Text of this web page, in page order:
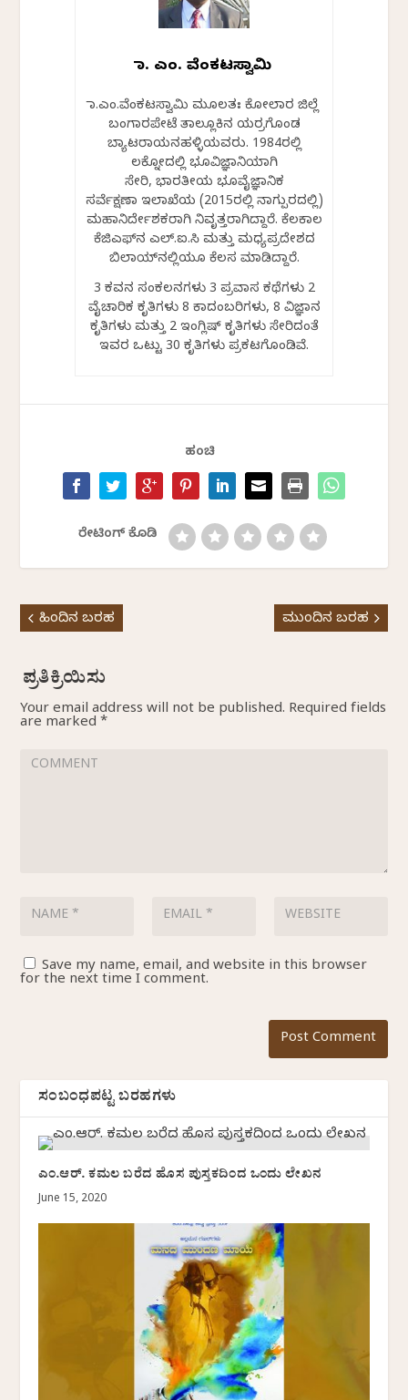
ಡಾ. ಎಂ. ವೆಂಕಟಸ್ವಾಮಿ
ಡಾ.ಎಂ.ವೆಂಕಟಸ್ವಾಮಿ ಮೂಲತಃ ಕೋಲಾರ ಜಿಲ್ಲೆ
ಬಂಗಾರಪೇಟೆ ತಾಲ್ಲೂಕಿನ ಯರ್ರಗೊಂಡ
ಬ್ಯಾಟರಾಯನಹಳ್ಳಿಯವರು. 1984ರಲ್ಲಿ
ಲಕ್ನೋದಲ್ಲಿ ಭೂವಿಜ್ಞಾನಿಯಾಗಿ
ಸೇರಿ, ಭಾರತೀಯ ಭೂವೈಜ್ಞಾನಿಕ
ಸರ್ವೆಕ್ಷಣಾ ಇಲಾಖೆಯ (2015ರಲ್ಲಿ ನಾಗ್ಪುರದಲ್ಲಿ)
ಮಹಾನಿರ್ದೇಶಕರಾಗಿ ನಿವೃತ್ತರಾಗಿದ್ದಾರೆ. ಕೆಲಕಾಲ
ಕೆಜಿಎಫ್‍ನ ಎಲ್.ಐ.ಸಿ ಮತ್ತು ಮಧ್ಯಪ್ರದೇಶದ
ಬಿಲಾಯ್‍ನಲ್ಲಿಯೂ ಕೆಲಸ ಮಾಡಿದ್ದಾರೆ.
3 ಕವನ ಸಂಕಲನಗಳು 3 ಪ್ರವಾಸ ಕಥೆಗಳು 2
ವೈಚಾರಿಕ ಕೃತಿಗಳು 8 ಕಾದಂಬರಿಗಳು, 8 ವಿಜ್ಞಾನ
ಕೃತಿಗಳು ಮತ್ತು 2 ಇಂಗ್ಲಿಷ್ ಕೃತಿಗಳು ಸೇರಿದಂತೆ
ಇವರ ಒಟ್ಟು 30 ಕೃತಿಗಳು ಪ್ರಕಟಗೊಂಡಿವೆ.
ಹಂಚಿ
ರೇಟಿಂಗ್ ಕೊಡಿ
ಹಿಂದಿನ ಬರಹ ಮುಂದಿನ ಬರಹ
Your email address will not be published. Required fields
are marked*
Save my name, email, and website in this browser
for the next time I comment.
ಸಂಬಂಧಪಟ್ಟ ಬರಹಗಳು
ಎಂ.ಆರ್. ಕಮಲ ಬರೆದ ಹೊಸ ಪುಸ್ತಕದಿಂದ ಒಂದು ಲೇಖನ
June 15, 2020